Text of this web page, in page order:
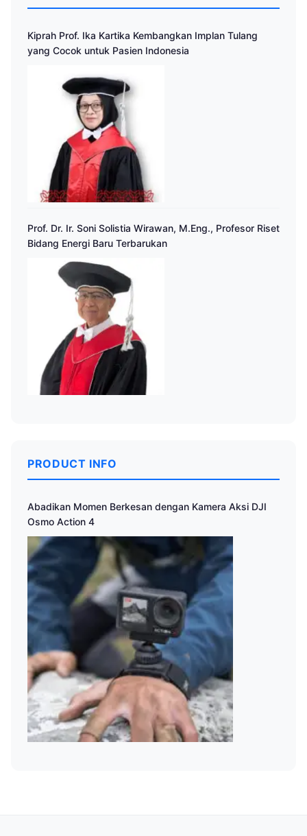
Kiprah Prof. Ika Kartika Kembangkan Implan Tulang
yang Cocok untuk Pasien Indonesia
Prof. Dr. Ir. Soni Solistia Wirawan, M.Eng., Profesor Riset
Bidang Energi Baru Terbarukan
PRODUCT INFO
Abadikan Momen Berkesan dengan Kamera Aksi DJI
Osmo Action 4